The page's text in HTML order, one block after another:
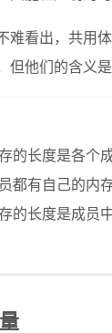
难看出，共用
但他们的含义是
的长度是各个
都有自己的内存
的长度是成员